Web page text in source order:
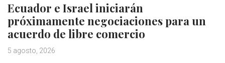
Ecuador e Israel iniciarán
próximamente negociaciones para un
acuerdo de libre comercio
5 agosto, 2026